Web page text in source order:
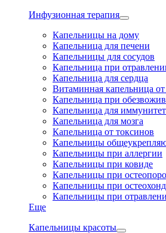
Инфузионная терапия
Капельницы на дому
Капельница для печени
Капельницы для сосудов
Капельница при
Капельница для сердца
Витаминная капельница от
Капельница при
Капельница для
Капельница для мозга
Капельница от токсинов
Капельницы
Капельницы при аллергии
Капельницы при ковиде
Капельницы при
Капельницы при
Капельницы при
Еще
Капельницы красоты